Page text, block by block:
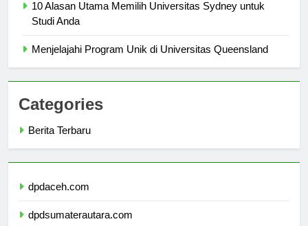
10 Alasan Utama Memilih Universitas Sydney untuk
Categories